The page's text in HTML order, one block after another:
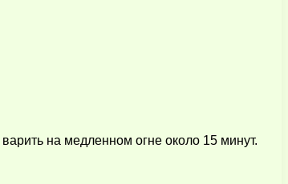
на медленном огне около 15 минут.